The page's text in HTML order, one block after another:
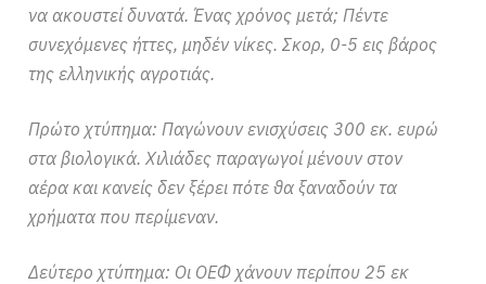
να ακουστεί δυνατά. Ένας χρόνος μετά; Πέντε
συνεχόμενες ήττες, μηδέν νίκες. Σκορ, 0-5 εις βάρος
της ελληνικής αγροτιάς.
Πρώτο χτύπημα: Παγώνουν ενισχύσεις 300 εκ. ευρώ
στα βιολογικά. Χιλιάδες παραγωγοί μένουν στον
αέρα και κανείς δεν ξέρει πότε θα ξαναδούν τα
χρήματα που περίμεναν.
Δεύτερο χτύπημα: Οι ΟΕΦ χάνουν περίπου 25 εκ